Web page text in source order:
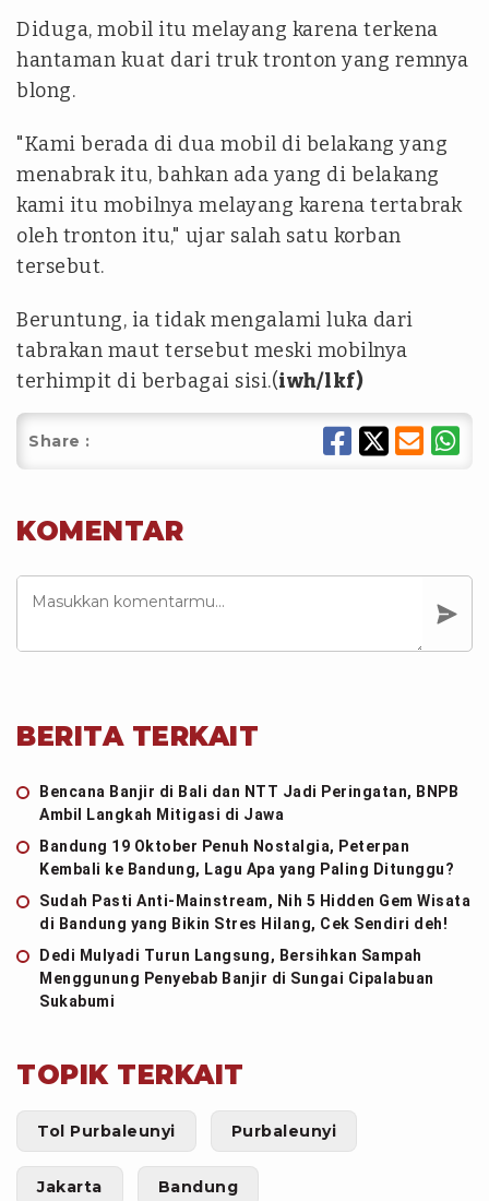
Diduga, mobil itu melayang karena terkena
hantaman kuat dari truk tronton yang remnya
blong.
"Kami berada di dua mobil di belakang yang
menabrak itu, bahkan ada yang di belakang
kami itu mobilnya melayang karena tertabrak
oleh tronton itu," ujar salah satu korban
tersebut.
Beruntung, ia tidak mengalami luka dari
tabrakan maut tersebut meski mobilnya
terhimpit di berbagai sisi.(iwh/lkf)
Share :
KOMENTAR
BERITA TERKAIT
Bencana Banjir di Bali dan NTT Jadi Peringatan, BNPB
Ambil Langkah Mitigasi di Jawa
Bandung 19 Oktober Penuh Nostalgia, Peterpan
Kembali ke Bandung, Lagu Apa yang Paling Ditunggu?
Sudah Pasti Anti-Mainstream, Nih 5 Hidden Gem Wisata
di Bandung yang Bikin Stres Hilang, Cek Sendiri deh!
Dedi Mulyadi Turun Langsung, Bersihkan Sampah
Menggunung Penyebab Banjir di Sungai Cipalabuan
Sukabumi
TOPIK TERKAIT
Tol Purbaleunyi Purbaleunyi
Jakarta Bandung